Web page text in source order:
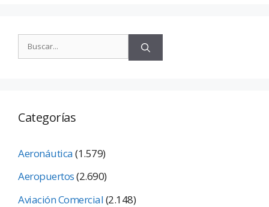
Categorías
Aeronáutica(1.579)
Aeropuertos(2.690)
Aviación Comercial(2.148)